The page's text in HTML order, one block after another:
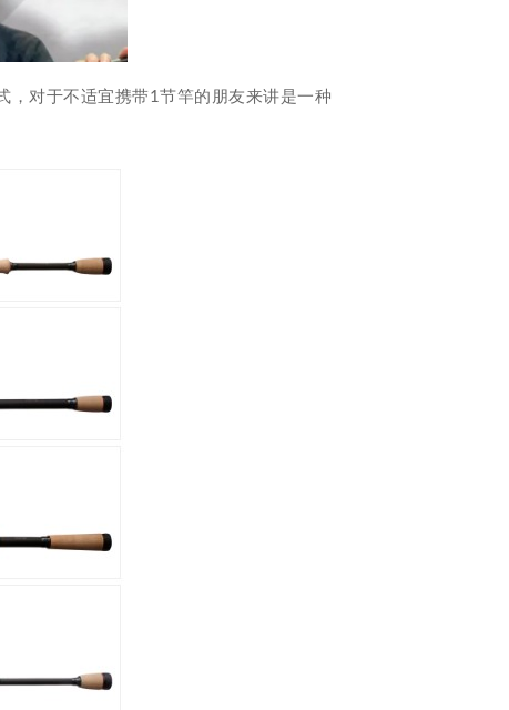
，对于不适宜携带1节竿的朋友来讲是一种